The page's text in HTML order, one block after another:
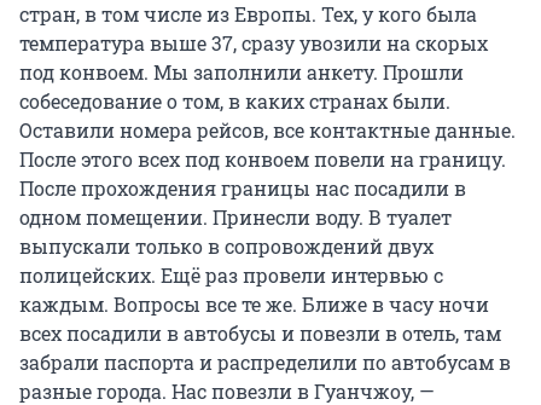
стран, в том числе из Европы. Тех, у кого была
температура выше 37, сразу увозили на скорых
под конвоем. Мы заполнили анкету. Прошли
собеседование о том, в каких странах были.
Оставили номера рейсов, все контактные данные.
После этого всех под конвоем повели на границу.
После прохождения границы нас посадили в
одном помещении. Принесли воду. В туалет
выпускали только в сопровождений двух
полицейских. Ещё раз провели интервью с
каждым. Вопросы все те же. Ближе в часу ночи
всех посадили в автобусы и повезли в отель, там
забрали паспорта и распределили по автобусам в
разные города. Нас повезли в Гуанчжоу, —